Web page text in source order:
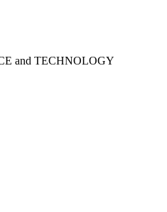
and TECHNOLOGY